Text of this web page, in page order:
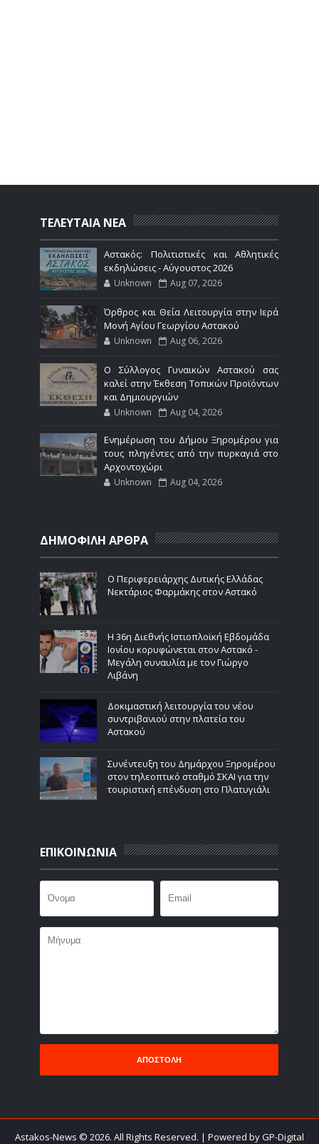
ΤΕΛΕΥΤΑΙΑ ΝΕΑ
Αστακός: Πολιτιστικές και Αθλητικές
εκδηλώσεις - Αύγουστος 2026
Unknown Aug 07, 2026
Όρθρος και Θεία Λειτουργία στην Ιερά
Μονή Αγίου Γεωργίου Αστακού
Unknown Aug 06, 2026
Ο Σύλλογος Γυναικών Αστακού σας
καλεί στην Έκθεση Τοπικών Προϊόντων
και Δημιουργιών
Unknown Aug 04, 2026
Ενημέρωση του Δήμου Ξηρομέρου για
τους πληγέντες από την πυρκαγιά στο
Αρχοντοχώρι
Unknown Aug 04, 2026
ΔΗΜΟΦΙΛΗ ΑΡΘΡΑ
Ο Περιφερειάρχης Δυτικής Ελλάδας
Νεκτάριος Φαρμάκης στον Αστακό
Η 36η Διεθνής Ιστιοπλοϊκή Εβδομάδα
Ιονίου κορυφώνεται στον Αστακό -
Μεγάλη συναυλία με τον Γιώργο
Λιβάνη
Δοκιμαστική λειτουργία του νέου
συντριβανιού στην πλατεία του
Αστακού
Συνέντευξη του Δημάρχου Ξηρομέρου
στον τηλεοπτικό σταθμό ΣΚΑΙ για την
τουριστική επένδυση στο Πλατυγιάλι
ΕΠΙΚΟΙΝΩΝΙΑ
Astakos-News © 2026. All Rights Reserved. | Powered by GP-Digital